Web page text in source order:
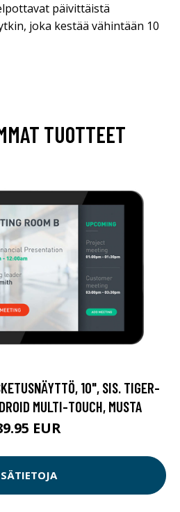
päivittäistä
joka kestää vähintään 10
TUOTTEET
10", SIS. TIGER-
MULTI-TOUCH, MUSTA
EUR